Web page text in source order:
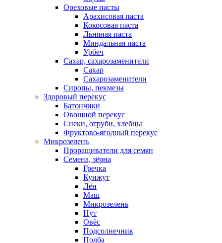
Ореховые пасты
Арахисовая паста
Кокосовая паста
Льняная паста
Миндальная паста
Урбеч
Сахар, сахарозаменители
Сахар
Сахарозаменители
Сиропы, пекмезы
Здоровый перекус
Батончики
Овощной перекус
Снеки, отруби, хлебцы
Фруктово-ягодный перекус
Микрозелень
Проращиватели для семян
Семена, зёрна
Гречка
Кунжут
Лён
Маш
Микрозелень
Нут
Овёс
Подсолнечник
Полба